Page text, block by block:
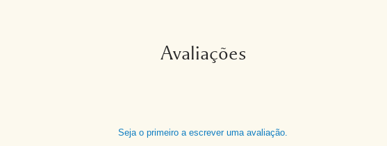
Avaliações
Seja o primeiro a escrever uma avaliação.